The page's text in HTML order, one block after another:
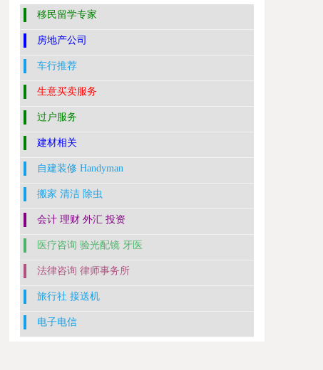
移民留学专家
房地产公司
车行推荐
生意买卖服务
过户服务
建材相关
自建装修 Handyman
搬家 清洁 除虫
会计 理财 外汇 投资
医疗咨询 验光配镜 牙医
法律咨询 律师事务所
旅行社 接送机
电子电信